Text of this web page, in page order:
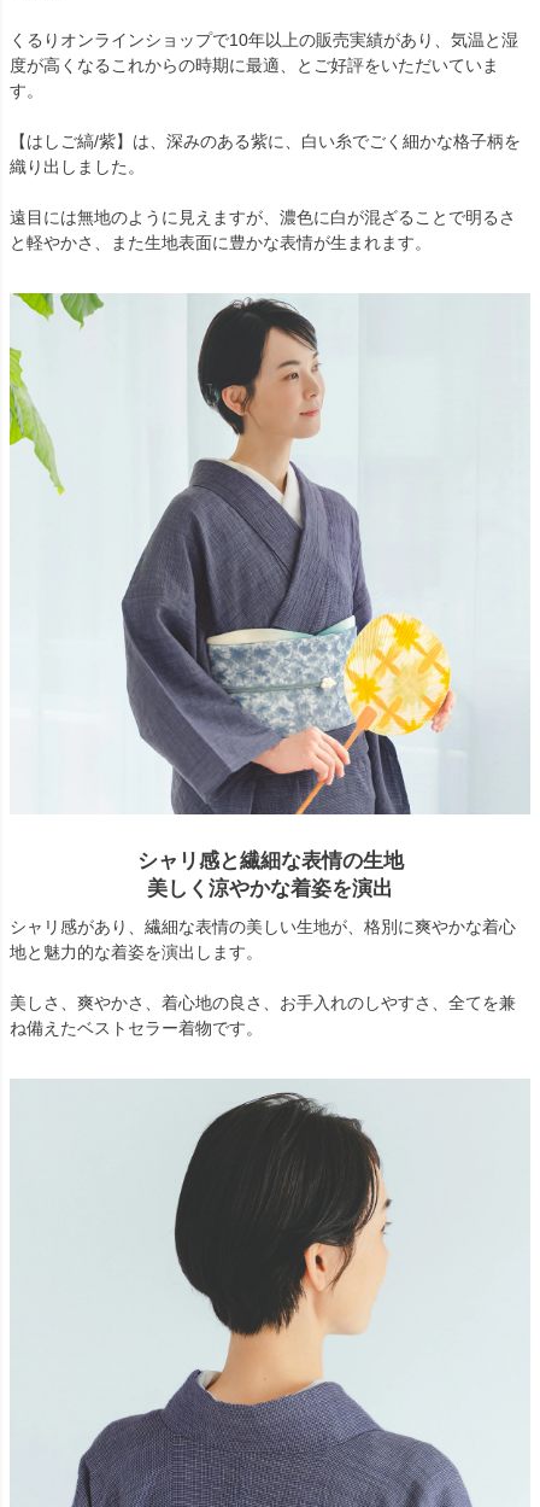
くるりオンラインショップで10年以上の販売実績があり、気温と湿
度が高くなるこれからの時期に最適、とご好評をいただいていま
す。
【はしご縞/紫】は、深みのある紫に、白い糸でごく細かな格子柄を
織り出しました。
遠目には無地のように見えますが、濃色に白が混ざることで明るさ
と軽やかさ、また生地表面に豊かな表情が生まれます。
シャリ感と繊細な表情の生地
美しく涼やかな着姿を演出
シャリ感があり、繊細な表情の美しい生地が、格別に爽やかな着心
地と魅力的な着姿を演出します。
美しさ、爽やかさ、着心地の良さ、お手入れのしやすさ、全てを兼
ね備えたベストセラー着物です。